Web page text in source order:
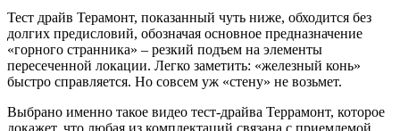
Тест драйв Терамонт, показанный чуть ниже, обходится без
долгих предисловий, обозначая основное предназначение
«горного странника» – резкий подъем на элементы
пересеченной локации. Легко заметить: «железный конь»
быстро справляется. Но совсем уж «стену» не возьмет.
Выбрано именно такое видео тест-драйва Террамонт, которое
докажет, что любая из комплектаций связана с приемлемой